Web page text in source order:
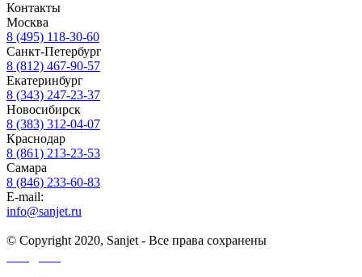
Контакты
Москва
8 (495) 118-30-60
Санкт-Петербург
8 (812) 467-90-57
Екатеринбург
8 (343) 247-23-37
Новосибирск
8 (383) 312-04-07
Краснодар
8 (861) 213-23-53
Самара
8 (846) 233-60-83
E-mail:
info@sanjet.ru
© Copyright 2020, Sanjet - Все права сохранены